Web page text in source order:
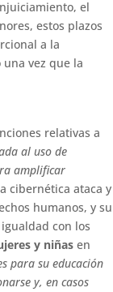
el
estos plazos
a la
vez que la
relativas a
al uso de
amplificar
cibernética ataca y
humanos, y su
con los
y niñas en
para su educación
y, en casos